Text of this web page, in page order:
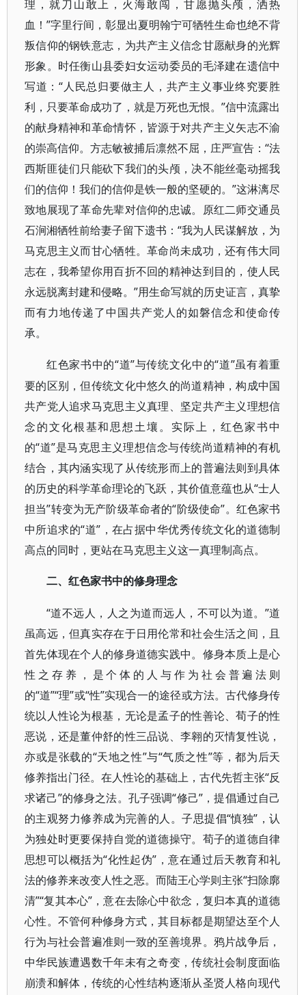
理，就刀山敢上，火海敢闯，甘愿抛头颅，洒热
血！”字里行间，彰显出夏明翰宁可牺牲生命也绝不背
叛信仰的钢铁意志，为共产主义信念甘愿献身的光辉
形象。时任衡山县委妇女运动委员的毛泽建在遗信中
写道：“人民总归要做主人，共产主义事业终究要胜
利，只要革命成功了，就是万死也无恨。”信中流露出
的献身精神和革命情怀，皆源于对共产主义矢志不渝
的崇高信仰。方志敏被捕后凛然不屈，庄严宣告：“法
西斯匪徒们只能砍下我们的头颅，决不能丝毫动摇我
们的信仰！我们的信仰是铁一般的坚硬的。”这淋漓尽
致地展现了革命先辈对信仰的忠诚。原红二师交通员
石涧湘牺牲前给妻子留下遗书：“我为人民谋解放，为
马克思主义而甘心牺牲。革命尚未成功，还有伟大同
志在，我希望你用百折不回的精神达到目的，使人民
永远脱离封建和侵略。”用生命写就的历史证言，真挚
而有力地传递了中国共产党人的如磐信念和使命传
承。
红色家书中的“道”与传统文化中的“道”虽有着重
要的区别，但传统文化中悠久的尚道精神，构成中国
共产党人追求马克思主义真理、坚定共产主义理想信
念的文化根基和思想土壤。实际上，红色家书中
的“道”是马克思主义理想信念与传统尚道精神的有机
结合，其内涵实现了从传统形而上的普遍法则到具体
的历史的科学革命理论的飞跃，其价值意蕴也从“士人
担当”转变为无产阶级革命者的“阶级使命”。红色家书
中所追求的“道”，在占据中华优秀传统文化的道德制
高点的同时，更站在马克思主义这一真理制高点。
二、红色家书中的修身理念
“道不远人，人之为道而远人，不可以为道。”道
虽高远，但真实存在于日用伦常和社会生活之间，且
首先体现在个人的修身道德实践中。修身本质上是心
性之存养，是个体的人与作为社会普遍法则
的“道”“理”或“性”实现合一的途径或方法。古代修身传
统以人性论为根基，无论是孟子的性善论、荀子的性
恶说，还是董仲舒的性三品说、李翱的灭情复性说，
亦或是张载的“天地之性”与“气质之性”等，都为后天
修养指出门径。在人性论的基础上，古代先哲主张“反
求诸己”的修身之法。孔子强调“修己”，提倡通过自己
的主观努力修养成为完善的人。子思提倡“慎独”，认
为独处时更要保持自觉的道德操守。荀子的道德自律
思想可以概括为“化性起伪”，意在通过后天教育和礼
法的修养来改变人性之恶。而陆王心学则主张“扫除廓
清”“复其本心”，意在去除心中欲念，复归本真的道德
心性。不管何种修身方式，其目标都是期望达至个人
行为与社会普遍准则一致的至善境界。鸦片战争后，
中华民族遭遇数千年未有之奇变，传统社会制度面临
崩溃和解体，传统的心性结构逐渐从圣贤人格向现代